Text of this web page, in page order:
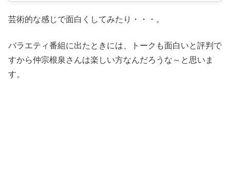
芸術的な感じで面白くしてみたり・・・。
バラエティ番組に出たときには、トークも面白いと評判で
すから仲宗根泉さんは楽しい方なんだろうな～と思いま
す。